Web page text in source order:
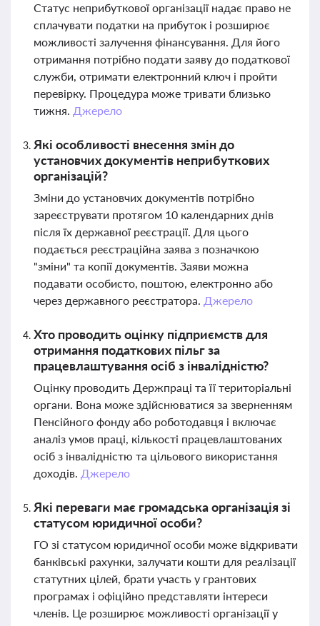
Статус неприбуткової організації надає право не
сплачувати податки на прибуток і розширює
можливості залучення фінансування. Для його
отримання потрібно подати заяву до податкової
служби, отримати електронний ключ і пройти
перевірку. Процедура може тривати близько
тижня. Джерело
Які особливості внесення змін до
установчих документів неприбуткових
організацій?
Зміни до установчих документів потрібно
зареєструвати протягом 10 календарних днів
після їх державної реєстрації. Для цього
подається реєстраційна заява з позначкою
"зміни" та копії документів. Заяви можна
подавати особисто, поштою, електронно або
через державного реєстратора. Джерело
Хто проводить оцінку підприємств для
отримання податкових пільг за
працевлаштування осіб з інвалідністю?
Оцінку проводить Держпраці та її територіальні
органи. Вона може здійснюватися за зверненням
Пенсійного фонду або роботодавця і включає
аналіз умов праці, кількості працевлаштованих
осіб з інвалідністю та цільового використання
доходів. Джерело
Які переваги має громадська організація зі
статусом юридичної особи?
ГО зі статусом юридичної особи може відкривати
банківські рахунки, залучати кошти для реалізації
статутних цілей, брати участь у грантових
програмах і офіційно представляти інтереси
членів. Це розширює можливості організації у